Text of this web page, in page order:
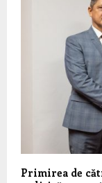
Primirea de